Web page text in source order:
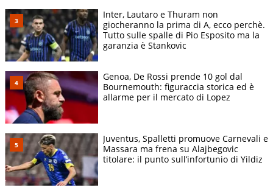
Inter, Lautaro e Thuram non
giocheranno la prima di A, ecco perchè.
Tutto sulle spalle di Pio Esposito ma la
garanzia è Stankovic
Genoa, De Rossi prende 10 gol dal
Bournemouth: figuraccia storica ed è
allarme per il mercato di Lopez
Juventus, Spalletti promuove Carnevali e
Massara ma frena su Alajbegovic
titolare: il punto sull’infortunio di Yildiz